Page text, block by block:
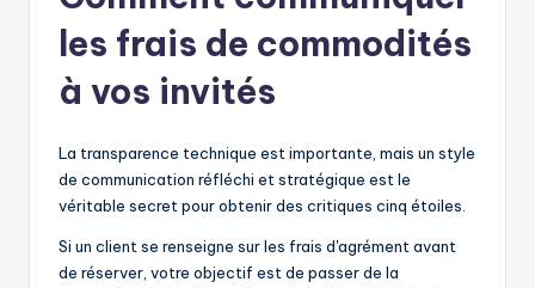
les frais de commodités
à vos invités
La transparence technique est importante, mais un style
de communication réfléchi et stratégique est le
véritable secret pour obtenir des critiques cinq étoiles.
Si un client se renseigne sur les frais d'agrément avant
de réserver, votre objectif est de passer de la